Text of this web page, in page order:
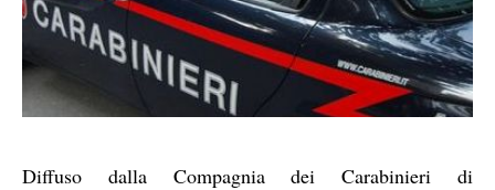
Diffuso dalla Compagnia dei Carabinieri di